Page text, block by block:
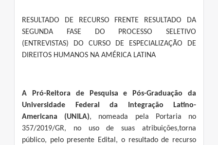
RESULTADO DE RECURSO FRENTE RESULTADO DA
SEGUNDA FASE DO PROCESSO SELETIVO
(ENTREVISTAS) DO CURSO DE ESPECIALIZAÇÃO DE
DIREITOS HUMANOS NA AMÉRICA LATINA
A Pró-Reitora de Pesquisa e Pós-Graduação da
Universidade Federal da Integração Latino-
Americana (UNILA), nomeada pela Portaria no
357/2019/GR, no uso de suas atribuições,torna
público, pelo presente Edital, o resultado de recurso